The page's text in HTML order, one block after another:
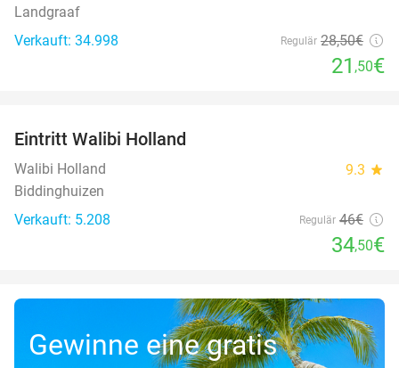
Landgraaf
Verkauft: 34.998
Regulär 28,50€
21 ,50€
Eintritt Walibi Holland
Walibi Holland 9.3 star
Biddinghuizen
Verkauft: 5.208
Regulär 46€
34,50€
Gewinne eine gratis